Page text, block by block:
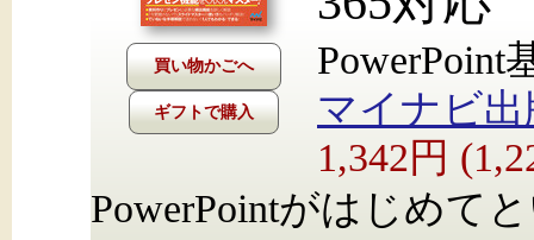
ギフトで購入
PowerPoint
マイナビ出
1,342円
PowerPointがはじめて